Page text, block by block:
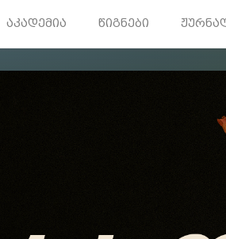
აკადემია წიგნები